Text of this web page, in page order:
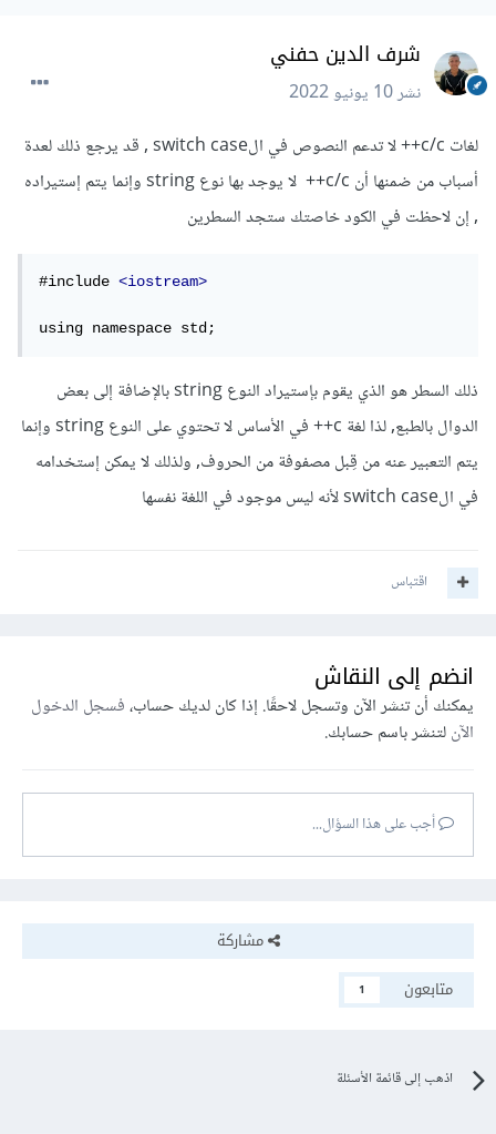
شرف الدين حفني
نشر10 يونيو 2022
لغات c/c++ لا تدعم النصوص في الswitch case , قد يرجع ذلك لعدة
أسباب من ضمنها أن c/c++ لا يوجد بها نوع string وإنما يتم إستيراده
, إن لاحظت في الكود خاصتك ستجد السطرين
#include <iostream>
using namespace std;
ذلك السطر هو الذي يقوم بإستيراد النوع string بالإضافة إلى بعض
الدوال بالطبع, لذا لغة c++ في الأساس لا تحتوي على النوع string وإنما
يتم التعبير عنه من قِبل مصفوفة من الحروف, ولذلك لا يمكن إستخدامه
في الswitch case لأنه ليس موجود في اللغة نفسها
اقتباس
انضم إلى النقاش
يمكنك أن تنشر الآن وتسجل لاحقًا. إذا كان لديك حساب،فسجل الدخول
الآنلتنشر باسم حسابك.
أجب على هذا السؤال...
مشاركة
متابعون
1
اذهب إلى قائمة الأسئلة